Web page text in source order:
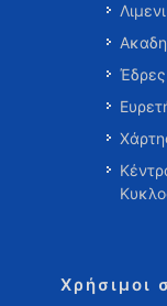
Χρήσιμοι